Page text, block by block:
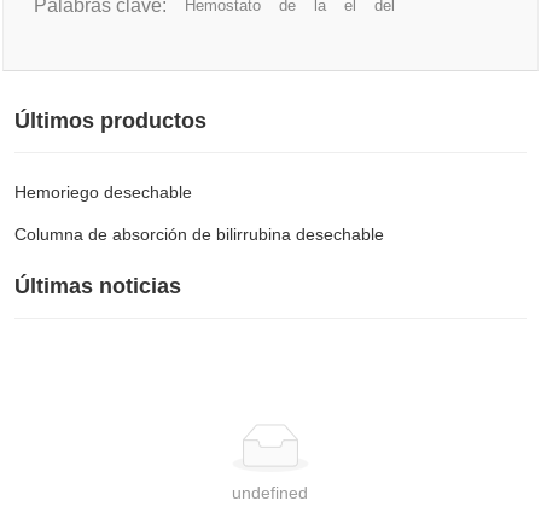
Palabras clave: Hemostato de la el del
Últimos productos
Hemoriego desechable
Columna de absorción de bilirrubina desechable
Últimas noticias
undefined